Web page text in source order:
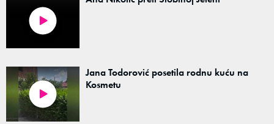
Jana Todorović posetila rodnu kuću na
Kosmetu